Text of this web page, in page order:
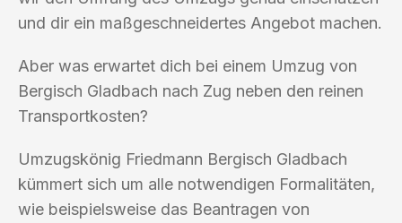
und dir ein maßgeschneidertes Angebot machen.
Aber was erwartet dich bei einem Umzug von
Bergisch Gladbach nach Zug neben den reinen
Transportkosten?
Umzugskönig Friedmann Bergisch Gladbach
kümmert sich um alle notwendigen Formalitäten,
wie beispielsweise das Beantragen von